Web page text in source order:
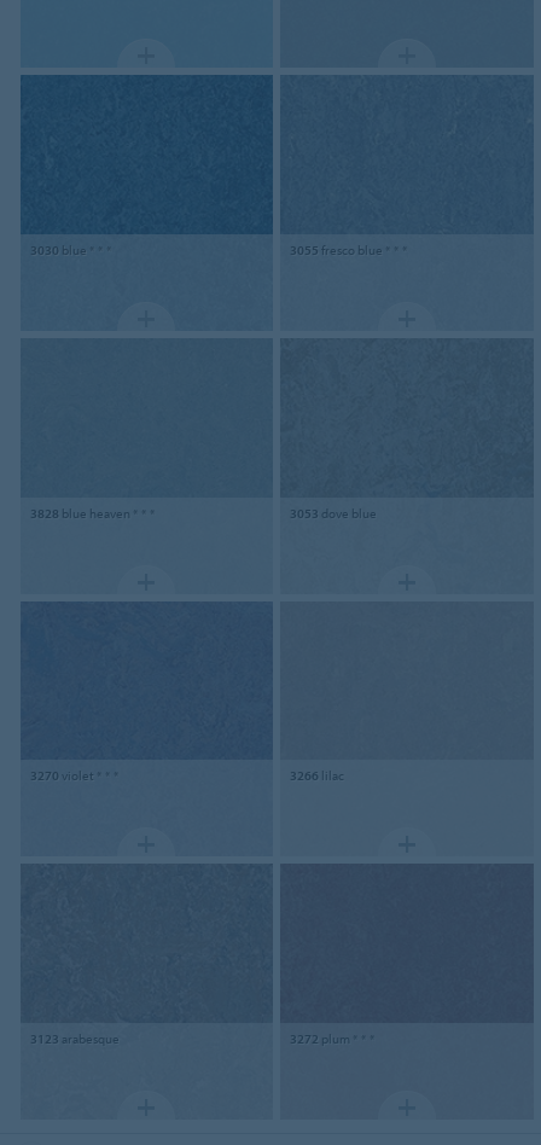
3030 blue * * * 3055 fresco blue * * *
3828 blue heaven * * * 3053 dove blue
3270 violet * * * 3266 lilac
3123 arabesque 3272 plum * * *